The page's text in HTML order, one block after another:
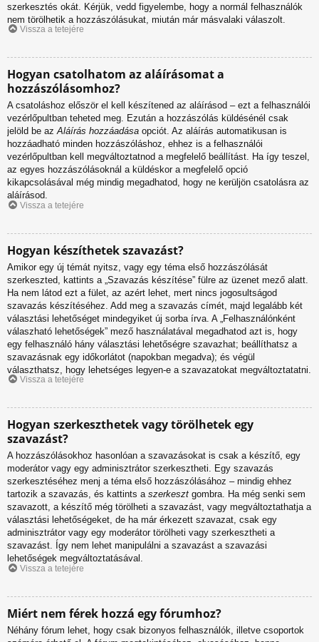
szerkesztés okát. Kérjük, vedd figyelembe, hogy a normál felhasználók
nem törölhetik a hozzászólásukat, miután már másvalaki válaszolt.
Vissza a tetejére
Hogyan csatolhatom az aláírásomat a
hozzászólásomhoz?
A csatoláshoz először el kell készítened az aláírásod – ezt a felhasználói
vezérlőpultban teheted meg. Ezután a hozzászólás küldésénél csak
jelöld be azAláírás hozzáadása opciót. Az aláírás automatikusan is
hozzáadható minden hozzászóláshoz, ehhez is a felhasználói
vezérlőpultban kell megváltoztatnod a megfelelő beállítást. Ha így teszel,
az egyes hozzászólásoknál a küldéskor a megfelelő opció
kikapcsolásával még mindig megadhatod, hogy ne kerüljön csatolásra az
aláírásod.
Vissza a tetejére
Hogyan készíthetek szavazást?
Amikor egy új témát nyitsz, vagy egy téma első hozzászólását
szerkeszted, kattints a „Szavazás készítése” fülre az üzenet mező alatt.
Ha nem látod ezt a fület, az azért lehet, mert nincs jogosultságod
szavazás készítéséhez. Add meg a szavazás címét, majd legalább két
választási lehetőséget mindegyiket új sorba írva. A „Felhasználónként
válaszható lehetőségek” mező használatával megadhatod azt is, hogy
egy felhasználó hány választási lehetőségre szavazhat; beállíthatsz a
szavazásnak egy időkorlátot (napokban megadva); és végül
választhatsz, hogy lehetséges legyen-e a szavazatokat megváltoztatatni.
Vissza a tetejére
Hogyan szerkeszthetek vagy törölhetek egy
szavazást?
A hozzászólásokhoz hasonlóan a szavazásokat is csak a készítő, egy
moderátor vagy egy adminisztrátor szerkesztheti. Egy szavazás
szerkesztéséhez menj a téma első hozzászólásához – mindig ehhez
tartozik a szavazás, és kattints a szerkeszt gombra. Ha még senki sem
szavazott, a készítő még törölheti a szavazást, vagy megváltoztathatja a
választási lehetőségeket, de ha már érkezett szavazat, csak egy
adminisztrátor vagy egy moderátor törölheti vagy szerkesztheti a
szavazást. Így nem lehet manipulálni a szavazást a szavazási
lehetőségek megváltoztatásával.
Vissza a tetejére
Miért nem férek hozzá egy fórumhoz?
Néhány fórum lehet, hogy csak bizonyos felhasználók, illetve csoportok